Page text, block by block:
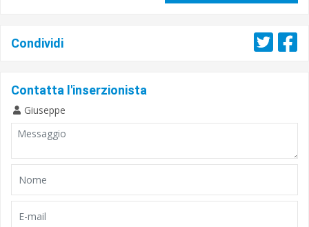
Condividi
Contatta l'inserzionista
Giuseppe